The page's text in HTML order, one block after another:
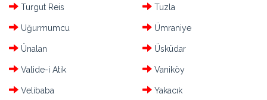
Turgut Reis Tuzla
Uğurmumcu Ümraniye
Ünalan Üsküdar
Valide-i Atik Vaniköy
Velibaba Yakacık